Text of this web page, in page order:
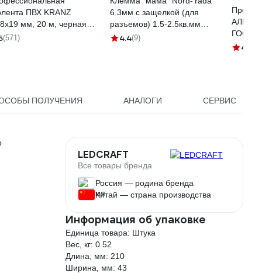
ПВХ KRANZ
мм, 20 м, черная
2806
(571)
6.3мм с защелкой (для
разъемов) 1.5-2.5кв.мм
906369
4.4(9)
ГОСТ
4.8
ПОЛУЧЕНИЯ АНАЛОГИ СЕРВИС
LEDCRAFT
Все товары бренда
Россия — родина бренда
Китай — страна производства
Информация об упаковке
Единица товара: Штука
Вес, кг: 0.52
Длина, мм: 210
Ширина, мм: 43